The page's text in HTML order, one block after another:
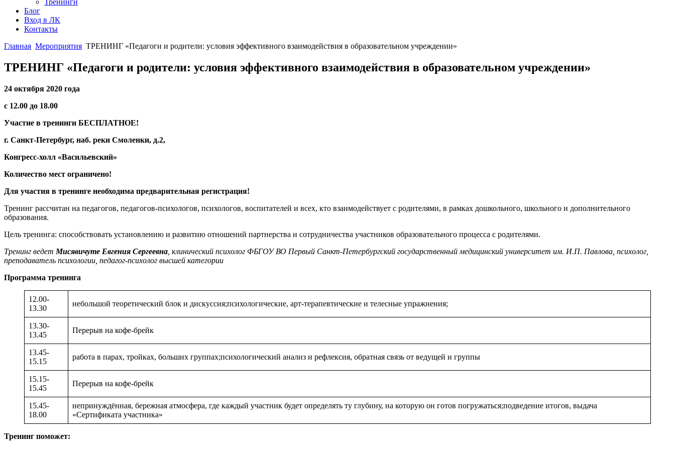
Тренинги
Блог
Вход в ЛК
Контакты
Главная Мероприятия ТРЕНИНГ «Педагоги и родители: условия эффективного взаимодействия в образовательном учреждении»
ТРЕНИНГ «Педагоги и родители: условия эффективного взаимодействия в образовательном учреждении»
24 октября 2020 года
с 12.00 до 18.00
Участие в тренинги БЕСПЛАТНОЕ!
г. Санкт-Петербург, наб. реки Смоленки, д.2,
Конгресс-холл «Васильевский»
Количество мест ограничено!
Для участия в тренинге необходима предварительная регистрация!
Тренинг рассчитан на педагогов, педагогов-психологов, психологов, воспитателей и всех, кто взаимодействует с родителями, в рамках дошкольного, школьного и дополнительного
образования.
Цель тренинга: способствовать установлению и развитию отношений партнерства и сотрудничества участников образовательного процесса с родителями.
Тренинг ведет Мисявичуте Евгения Сергеевна клинический психолог ФБГОУ ВО Первый Санкт-Петербургский государственный медицинский университет им. И.П. Павлова, психолог,
преподаватель психологии, педагог-психолог высшей категории
Программа тренинга
12.00-
13.30
небольшой теоретический блок и дискуссия;психологические, арт-терапевтические и телесные упражнения;
13.30-
13.45
Перерыв на кофе-брейк
13.45-
15.15
работа в парах, тройках, больших группах;психологический анализ и рефлексия, обратная связь от ведущей и группы
15.15-
15.45
Перерыв на кофе-брейк
15.45-
18.00
непринуждённая, бережная атмосфера, где каждый участник будет определять ту глубину, на которую он готов погружаться;подведение итогов, выдача
«Сертификата участника»
Тренинг поможет: